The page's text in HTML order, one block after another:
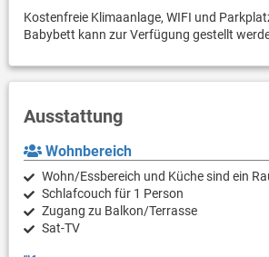
Kostenfreie Klimaanlage, WIFI und
Babybett kann zur Verfügung gestellt
Ausstattung
Wohnbereich
Wohn/Essbereich und Küche sind ein
Schlafcouch für 1 Person
Zugang zu Balkon/Terrasse
Sat-TV